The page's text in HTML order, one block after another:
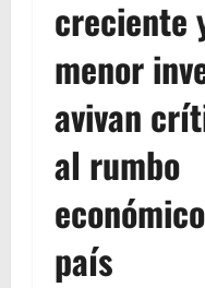
creciente
menor
avivan
al rumbo
país